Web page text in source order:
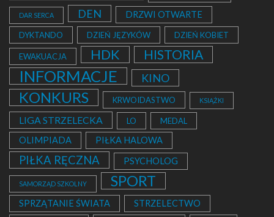
DAR SERCA DEN DRZWI OTWARTE
DYKTANDO DZIEŃ JĘZYKÓW DZIEŃ KOBIET
EWAKUACJA HDK HISTORIA
INFORMACJE KINO
KONKURS KRWOIDASTWO KSIĄŻKI
LIGA STRZELECKA LO MEDAL
OLIMPIADA PIŁKA HALOWA
PIŁKA RĘCZNA PSYCHOLOG
SAMORZĄD SZKOLNY SPORT
SPRZĄTANIE ŚWIATA STRZELECTWO